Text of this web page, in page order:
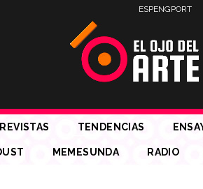
ESPENGPORT
TENDENCIAS
MEMESUNDA RADIO